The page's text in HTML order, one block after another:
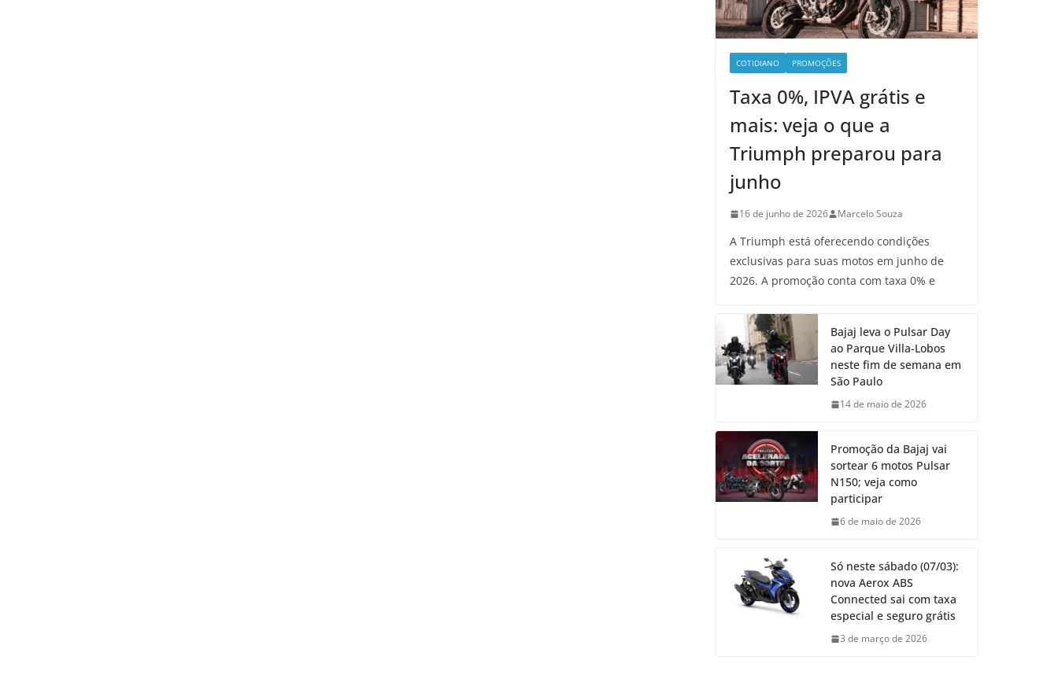
COTIDIANO PROMOÇÕES
Taxa 0%, IPVA grátis e
mais: veja o que a
Triumph preparou para
junho
16 de junho de 2026 Marcelo Souza
A Triumph está oferecendo condições
exclusivas para suas motos em junho de
2026. A promoção conta com taxa 0% e
Bajaj leva o Pulsar Day
ao Parque Villa-Lobos
neste fim de semana em
São Paulo
14 de maio de 2026
Promoção da Bajaj vai
sortear 6 motos Pulsar
N150; veja como
participar
6 de maio de 2026
Só neste sábado (07/03):
nova Aerox ABS
Connected sai com taxa
especial e seguro grátis
3 de março de 2026